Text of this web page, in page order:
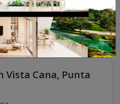
Vista Cana, Punta